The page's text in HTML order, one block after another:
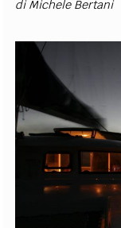
diMichele Bertani